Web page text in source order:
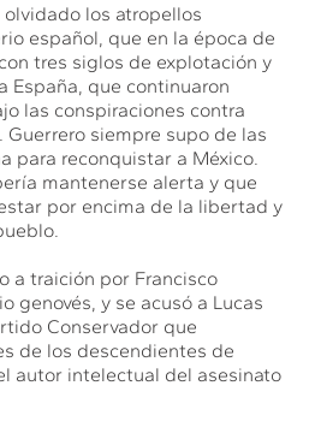
los atropellos
español, que en la época de
tres siglos de explotación y
España, que continuaron
las conspiraciones contra
siempre supo de las
para reconquistar a México.
mantenerse alerta y que
por encima de la libertad y
a traición por Francisco
genovés, y se acusó a Lucas
Conservador que
de los descendientes de
autor intelectual del asesinato